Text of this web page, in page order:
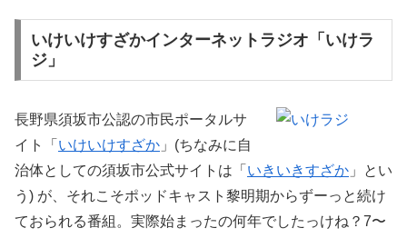
いけいけすざかインターネットラジオ「いけラ
ジ」
長野県須坂市公認の市民ポータルサ
イト「 いけいけすざか 」(ちなみに自
治体としての須坂市公式サイトは「 いきいきすざか 」とい
う) が、それこそポッドキャスト黎明期からずーっと続け
ておられる番組。実際始まったの何年でしたっけね？7〜